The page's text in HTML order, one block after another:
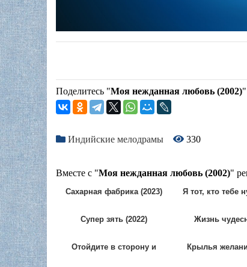
Поделитесь "Моя нежданная любовь (2002)
Индийские мелодрамы 330
Вместе с "Моя нежданная любовь (2002)"
Сахарная фабрика (2023) Я тот, кто тебе
Супер зять (2022) Жизнь
Отойдите в сторону и
Крылья